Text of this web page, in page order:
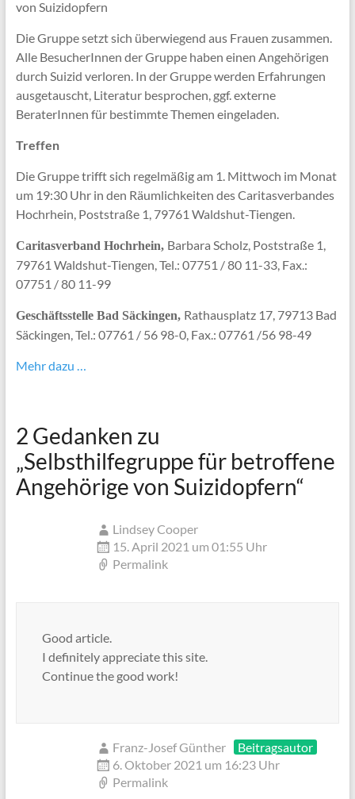
von Suizidopfern
Die Gruppe setzt sich überwiegend aus Frauen zusammen.
Alle BesucherInnen der Gruppe haben einen Angehörigen
durch Suizid verloren. In der Gruppe werden Erfahrungen
ausgetauscht, Literatur besprochen, ggf. externe
BeraterInnen für bestimmte Themen eingeladen.
Treffen
Die Gruppe trifft sich regelmäßig am 1. Mittwoch im Monat
um 19:30 Uhr in den Räumlichkeiten des Caritasverbandes
Hochrhein, Poststraße 1, 79761 Waldshut-Tiengen.
Caritasverband Hochrhein, Barbara Scholz, Poststraße 1,
79761 Waldshut-Tiengen, Tel.: 07751 / 80 11-33, Fax.:
07751 / 80 11-99
Geschäftsstelle Bad Säckingen, Rathausplatz 17, 79713 Bad
Säckingen, Tel.: 07761 / 56 98-0, Fax.: 07761 /56 98-49
Mehr dazu …
2 Gedanken zu
„Selbsthilfegruppe für betroffene
Angehörige von Suizidopfern“
Lindsey Cooper
15. April 2021 um 01:55 Uhr
Permalink
Good article.
I definitely appreciate this site.
Continue the good work!
Franz-Josef Günther
Beitragsautor
6. Oktober 2021 um 16:23 Uhr
Permalink